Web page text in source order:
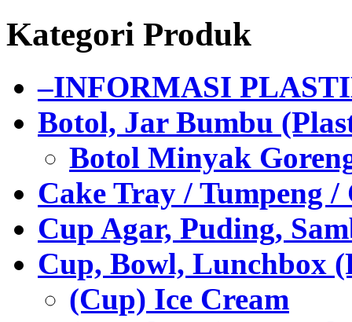
Kategori Produk
–INFORMASI
Botol, Jar Bumbu
Botol Minyak
Cake Tray / Tumpeng /
Cup Agar, Puding,
Cup, Bowl, Lunchbox
(Cup) Ice Cream